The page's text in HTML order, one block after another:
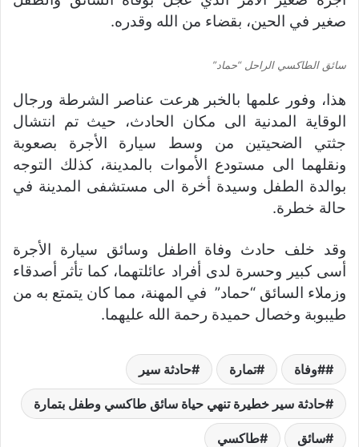
صغير في الحين، بقضاء من الله وقدره.
سائق الطاكسي الراحل “حماد”
هذا، وفور علمها بالخبر هرعت عناصر الشرطة ورجال
الوقاية المدنية الى مكان الحادث، حيث تم انتشال
جثتي الضحيتين من وسط سيارة الأجرة بصعوبة
ونقلهما الى مستودع الأموات بالمدينة، كذلك التوجه
بوالدة الطفل وسيدة أخرة الى مستشفى المدينة في
حالة خطرة.
وقد خلف حادث وفاة ااطفل وسائق سيارة الأجرة
أسى كبير وحسرة لدى أفراد عائلتهما، كما تأثر أصدقاء
وزملاء السائق “حماد” في المهنة، مما كان يتمتع به من
طيبوبة وخصال حميدة رحمة الله عليهما.
#وفاة تمارة حادثة سير
حادثة سير خطيرة تنهي حياة سائق طاكسي وطفل بتمارة
سائق طاكسي